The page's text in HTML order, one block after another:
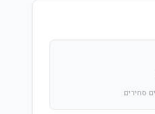
סחירים